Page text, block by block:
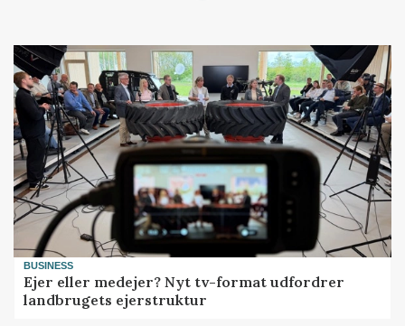
BUSINESS
Ejer eller medejer? Nyt tv-format udfordrer
landbrugets ejerstruktur